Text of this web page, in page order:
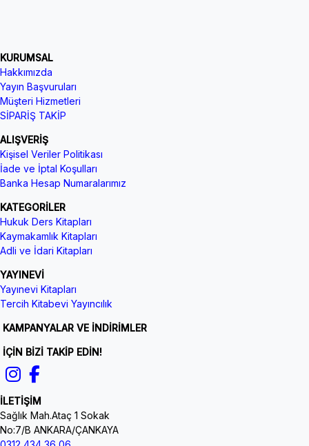
KURUMSAL
Hakkımızda
Yayın Başvuruları
Müşteri Hizmetleri
SİPARİŞ TAKİP
ALIŞVERİŞ
Kişisel Veriler Politikası
İade ve İptal Koşulları
Banka Hesap Numaralarımız
KATEGORİLER
Hukuk Ders Kitapları
Kaymakamlık Kitapları
Adli ve İdari Kitapları
YAYINEVİ
Yayınevi Kitapları
Tercih Kitabevi Yayıncılık
KAMPANYALAR VE İNDİRİMLER
İÇİN BİZİ TAKİP EDİN!
İLETİŞİM
Sağlık Mah.Ataç 1 Sokak
No:7/B ANKARA/ÇANKAYA